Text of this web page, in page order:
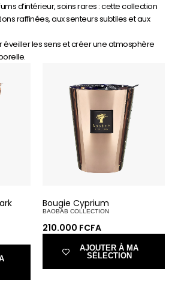
d’intérieur, soins rares : cette collection
raffinées, aux senteurs subtiles et aux
les sens et créer une atmosphère
Bougie Cyprium
BAOBAB COLLECTION
210.000 FCFA
AJOUTER À MA
SÉLECTION